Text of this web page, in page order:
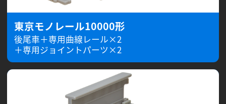
東京モノレール10000形
後尾車＋専用曲線レール×2
＋専用ジョイントパーツ×2